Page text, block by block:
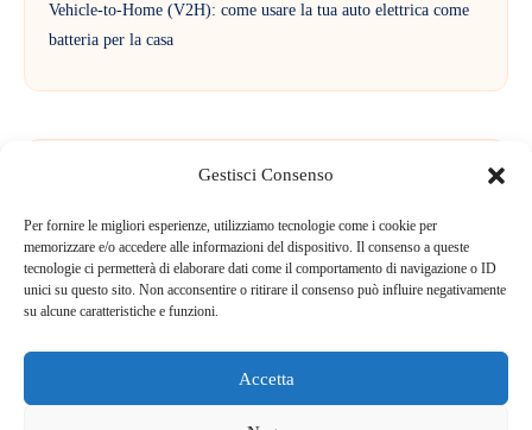
Gestisci Consenso
Per fornire le migliori esperienze, utilizziamo tecnologie come i cookie per
memorizzare e/o accedere alle informazioni del dispositivo. Il consenso a queste
tecnologie ci permetterà di elaborare dati come il comportamento di navigazione o ID
unici su questo sito. Non acconsentire o ritirare il consenso può influire negativamente
su alcune caratteristiche e funzioni.
Accetta
Vehicle-to-Home (V2H): come usare la tua auto elettrica come
batteria per la casa
Nessun commento da mostrare.